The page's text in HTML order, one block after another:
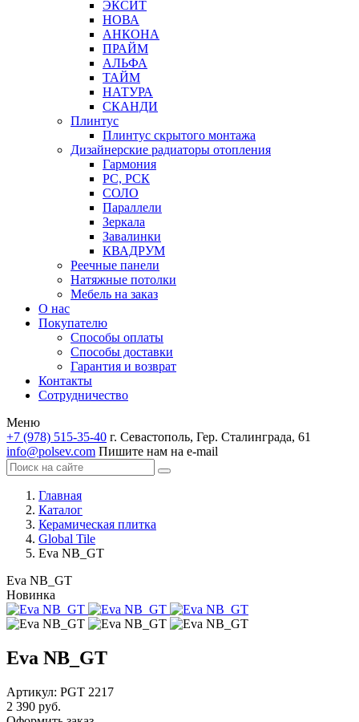
ЭКСИТ
НОВА
АНКОНА
ПРАЙМ
АЛЬФА
ТАЙМ
НАТУРА
СКАНДИ
Плинтус
Плинтус скрытого монтажа
Дизайнерские радиаторы отопления
Гармония
РС, РСК
СОЛО
Параллели
Зеркала
Завалинки
КВАДРУМ
Реечные панели
Натяжные потолки
Мебель на заказ
О нас
Покупателю
Способы оплаты
Способы доставки
Гарантия и возврат
Контакты
Сотрудничество
Меню
+7 (978) 515-35-40 г. Севастополь, Гер. Сталинграда, 61
info@polsev.com Пишите нам на e-mail
Главная
Каталог
Керамическая плитка
Global Tile
Eva NB_GT
Eva NB_GT
Новинка
Eva NB_GT
Артикул: PGT 2217
2 390 руб.